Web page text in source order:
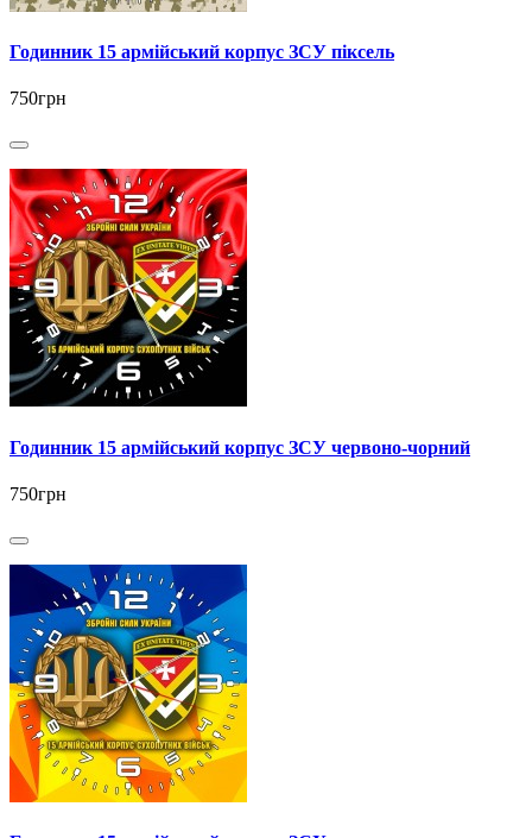
Годинник 15 армійський корпус ЗСУ піксель
750грн
Годинник 15 армійський корпус ЗСУ червоно-чорний
750грн